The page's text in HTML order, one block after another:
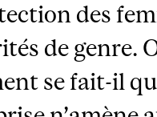
des
de genre.
se fait-il